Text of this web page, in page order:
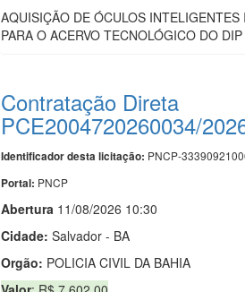
AQUISIÇÃO DE ÓCULOS
PARA O ACERVO TECNOLÓGICO DO DIP
Contratação Direta
PCE2004720260034/
Identificador desta licitação: PNCP-
Portal: PNCP
Abertura 11/08/2026 10:30
Cidade: Salvador - BA
Orgão: POLICIA CIVIL DA BAHIA